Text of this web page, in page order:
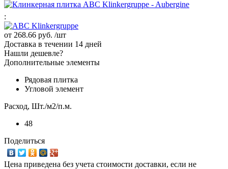
:
от 268.66 руб. /шт
Доставка в течении 14 дней
Нашли дешевле?
Дополнительные элементы
Рядовая плитка
Угловой элемент
Расход, Шт./м2/п.м.
48
Поделиться
Цена приведена без учета стоимости доставки, если не